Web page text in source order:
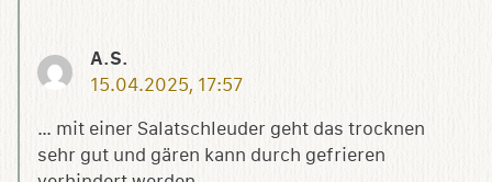
A.S.
15.04.2025, 17:57
… mit einer Salatschleuder geht das trocknen
sehr gut und gären kann durch gefrieren